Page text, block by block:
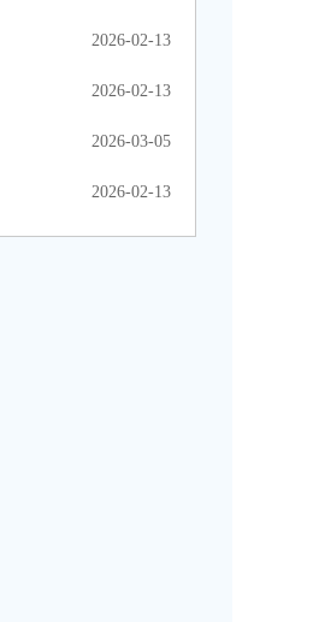
2026-02-13
2026-02-13
2026-03-05
2026-02-13